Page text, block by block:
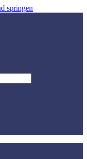
springen